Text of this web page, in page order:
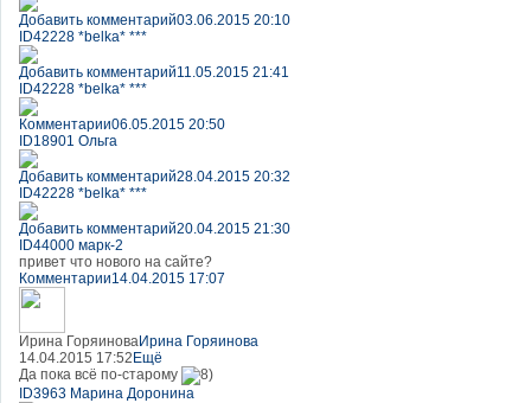
Добавить комментарий03.06.2015 20:10
ID42228 *belka* ***
Добавить комментарий11.05.2015 21:41
ID42228 *belka* ***
Комментарии06.05.2015 20:50
ID18901 Ольга
Добавить комментарий28.04.2015 20:32
ID42228 *belka* ***
Добавить комментарий20.04.2015 21:30
ID44000 марк-2
привет что нового на сайте?
Комментарии14.04.2015 17:07
Ирина ГоряиноваИрина Горяинова
14.04.2015 17:52 Ещё
Да пока всё по-старому
ID3963 Марина Доронина